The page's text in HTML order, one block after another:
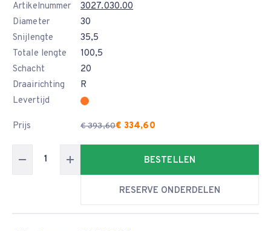
Artikelnummer
3027.030.00
Diameter
30
Snijlengte
35,5
Totale lengte
100,5
Schacht
20
Draairichting
R
Levertijd
Prijs € 393,60€ 334,60
BESTELLEN
RESERVE ONDERDELEN